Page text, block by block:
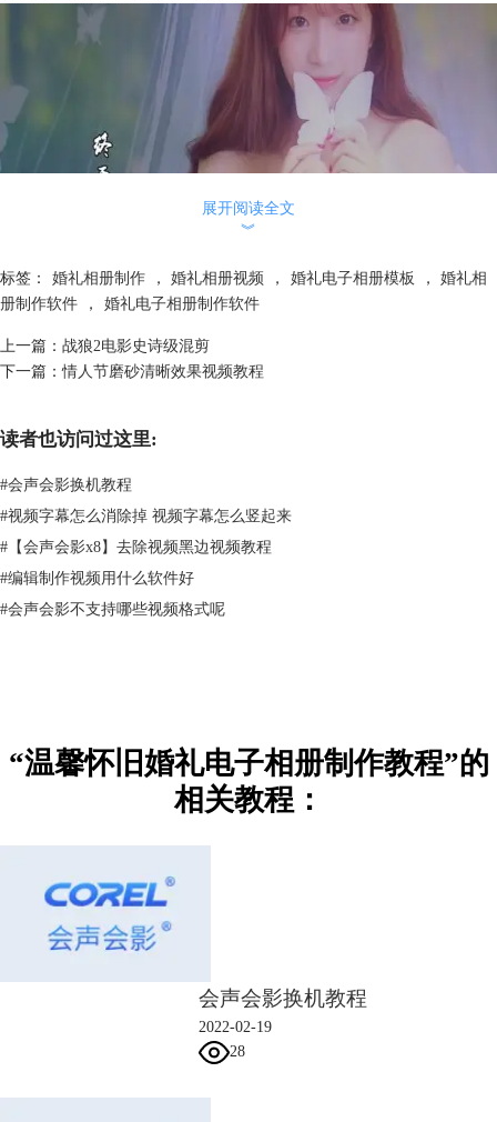
图1：温馨怀旧婚礼电子相册
温馨怀旧婚礼电子相册制作步骤如下:
1、图片素材：自己拍摄的婚礼照片，小编这里是用网上down的简单的为
大家做个示范。Ps抠出一张上下两端黑色，中间透明的png格式的图片作
为边框，也可以点击
2、光效素材：光晕效果，和泡泡光束。
3、音乐素材：张靓颖《终于等到你》及lrc歌词。
二、视频制作
1、点击菜单栏的设置-参数选择，切换到编辑栏，默认照片/色彩区间为
展开阅读全文
︾
标签： 婚礼相册制作 ， 婚礼相册视频 ， 婚礼电子相册模板 ，
婚礼相
册制作软件
， 婚礼电子相册制作软件
上一篇： 战狼2电影史诗级混剪
下一篇：情人节磨砂清晰效果视频教程
读者也访问过这里:
#会声会影换机教程
#视频字幕怎么消除掉 视频字幕怎么竖起来
# 【会声会影x8】去除视频黑边视频教程
#编辑制作视频用什么软件好
#会声会影不支持哪些视频格式呢
“温馨怀旧婚礼电子相册制作教程”的
相关教程：
会声会影换机教程
2022-02-19
28